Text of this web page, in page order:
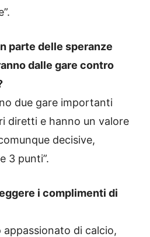
parte delle speranze
dalle gare contro
due gare importanti
diretti e hanno un valore
decisive,
3 punti”.
i complimenti di
appassionato di calcio,